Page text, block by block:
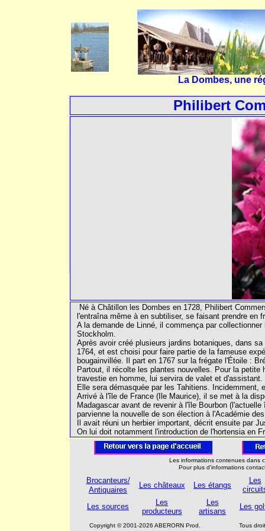
La Dombes, une
Philibert
Né à Châtillon les Dombes en 1728, Philibert
l'entraîna même à en subtiliser, se faisant prendre en
A la demande de Linné, il commença par
Stockholm.
Après avoir créé plusieurs jardins botaniques, dans
1764, et est choisi pour faire partie de la fameuse
bougainvillée. Il part en 1767 sur la frégate l'Étoile :
Partout, il récolte les plantes nouvelles. Pour la
travestie en homme, lui servira de valet et d'assistant.
Elle sera démasquée par les Tahitiens.
Arrivé à l'île de France (Ile Maurice), il se met à la
Madagascar avant de revenir à l'île Bourbon
parvienne la nouvelle de son élection à l'Académie
Il avait réuni un herbier important, décrit ensuite par
On lui doit notamment l'introduction de l'hortensia en
Les informations contenues dans
Pour plus d'informations
Brocanteurs/
Antiquaires
Les châteaux Les étangs
Les
Les sources
Les
producteurs
Les
artisans
Les
Copyright © 2001-2026 ABERORN Prod.
Tous